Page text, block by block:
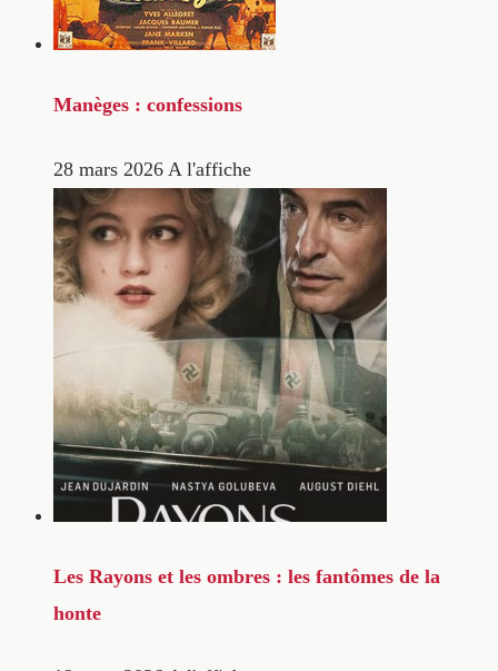
Manèges : confessions
28 mars 2026 A l'affiche
Les Rayons et les ombres : les fantômes de la
honte